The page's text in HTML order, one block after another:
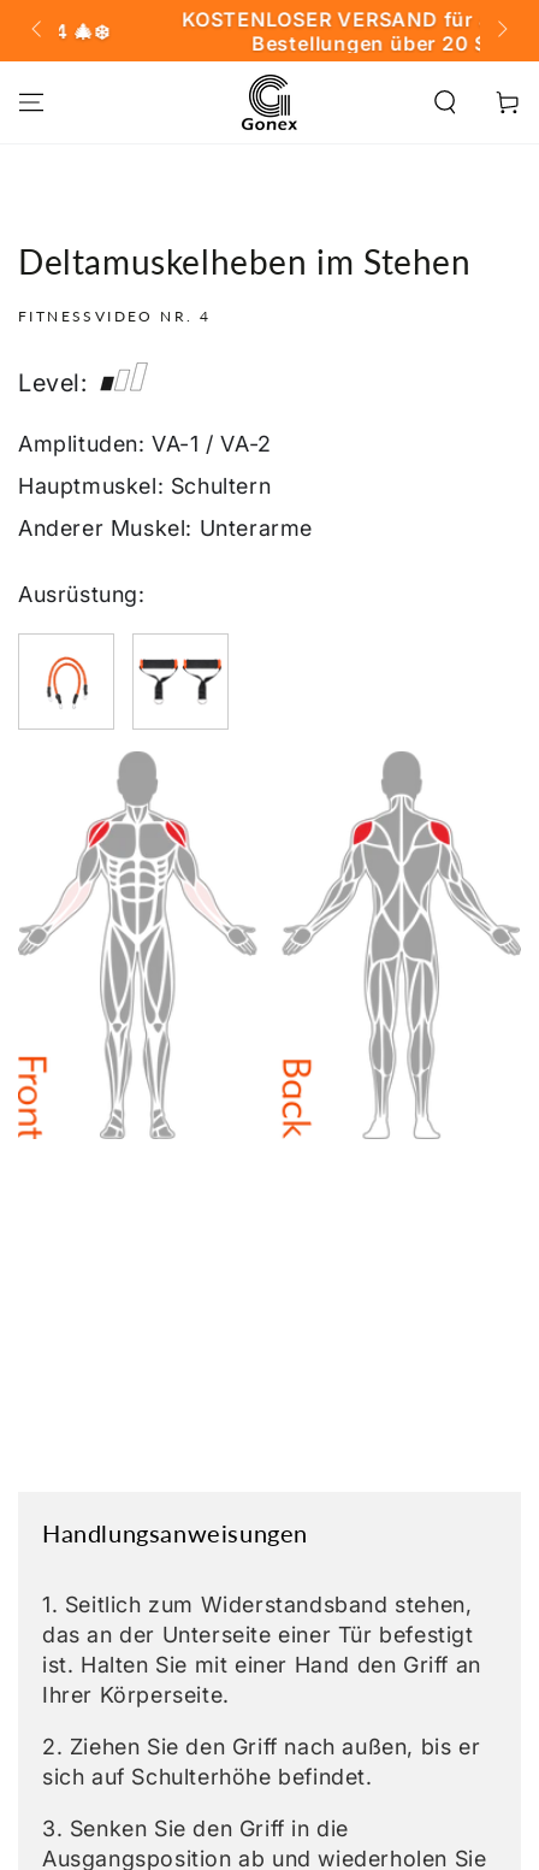
SPRINGENKOSTENLOSER VERSAND für alle US-
Bestellungen über 20 $
Deltamuskelheben im Stehen
FITNESSVIDEO NR. 4
Level:
Amplituden: VA-1 / VA-2
Hauptmuskel: Schultern
Anderer Muskel: Unterarme
Ausrüstung:
Handlungsanweisungen
1. Seitlich zum Widerstandsband stehen,
das an der Unterseite einer Tür befestigt
ist. Halten Sie mit einer Hand den Griff an
Ihrer Körperseite.
2. Ziehen Sie den Griff nach außen, bis er
sich auf Schulterhöhe befindet.
3. Senken Sie den Griff in die
Ausgangsposition ab und wiederholen Sie